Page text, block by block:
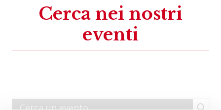
Cerca nei nostri
eventi